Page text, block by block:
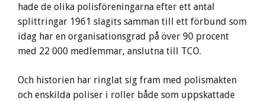
hade de olika polisföreningarna efter ett antal
splittringar 1961 slagits samman till ett förbund som
idag har en organisationsgrad på över 90 procent
med 22 000 medlemmar, anslutna till TCO.
Och historien har ringlat sig fram med polismakten
och enskilda poliser i roller både som uppskattade